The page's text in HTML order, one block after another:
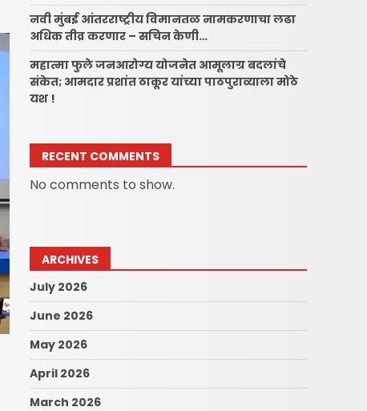
नवी मुंबई आंतरराष्ट्रीय विमानतळ नामकरणाचा लढा
अधिक तीव्र करणार – सचिन केणी…
महात्मा फुले जनआरोग्य योजनेत आमूलाग्र बदलांचे
संकेत; आमदार प्रशांत ठाकूर यांच्या पाठपुराव्याला मोठे
यश !
RECENT COMMENTS
No comments to show.
ARCHIVES
July 2026
June 2026
May 2026
April 2026
March 2026